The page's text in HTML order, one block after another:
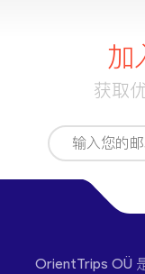
加
获取
OrientTrips OÜ